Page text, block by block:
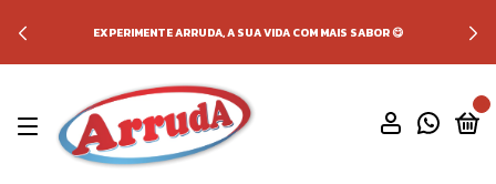
EXPERIMENTE ARRUDA, A SUA VIDA COM MAIS SABOR 😋